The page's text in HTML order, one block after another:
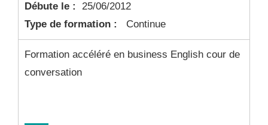
Débute le :
25/06/2012
Type de formation :
Continue
Formation accéléré en business English cour de
conversation